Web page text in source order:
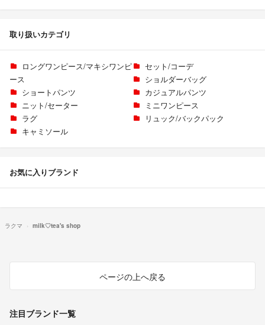
取り扱いカテゴリ
ロングワンピース/マキシワンピ
ース
セット/コーデ
ショルダーバッグ
ショートパンツ
カジュアルパンツ
ニット/セーター
ミニワンピース
ラグ
リュック/バックパック
キャミソール
お気に入りブランド
ラクマ milk♡tea's shop
ページの上へ戻る
注目ブランド一覧